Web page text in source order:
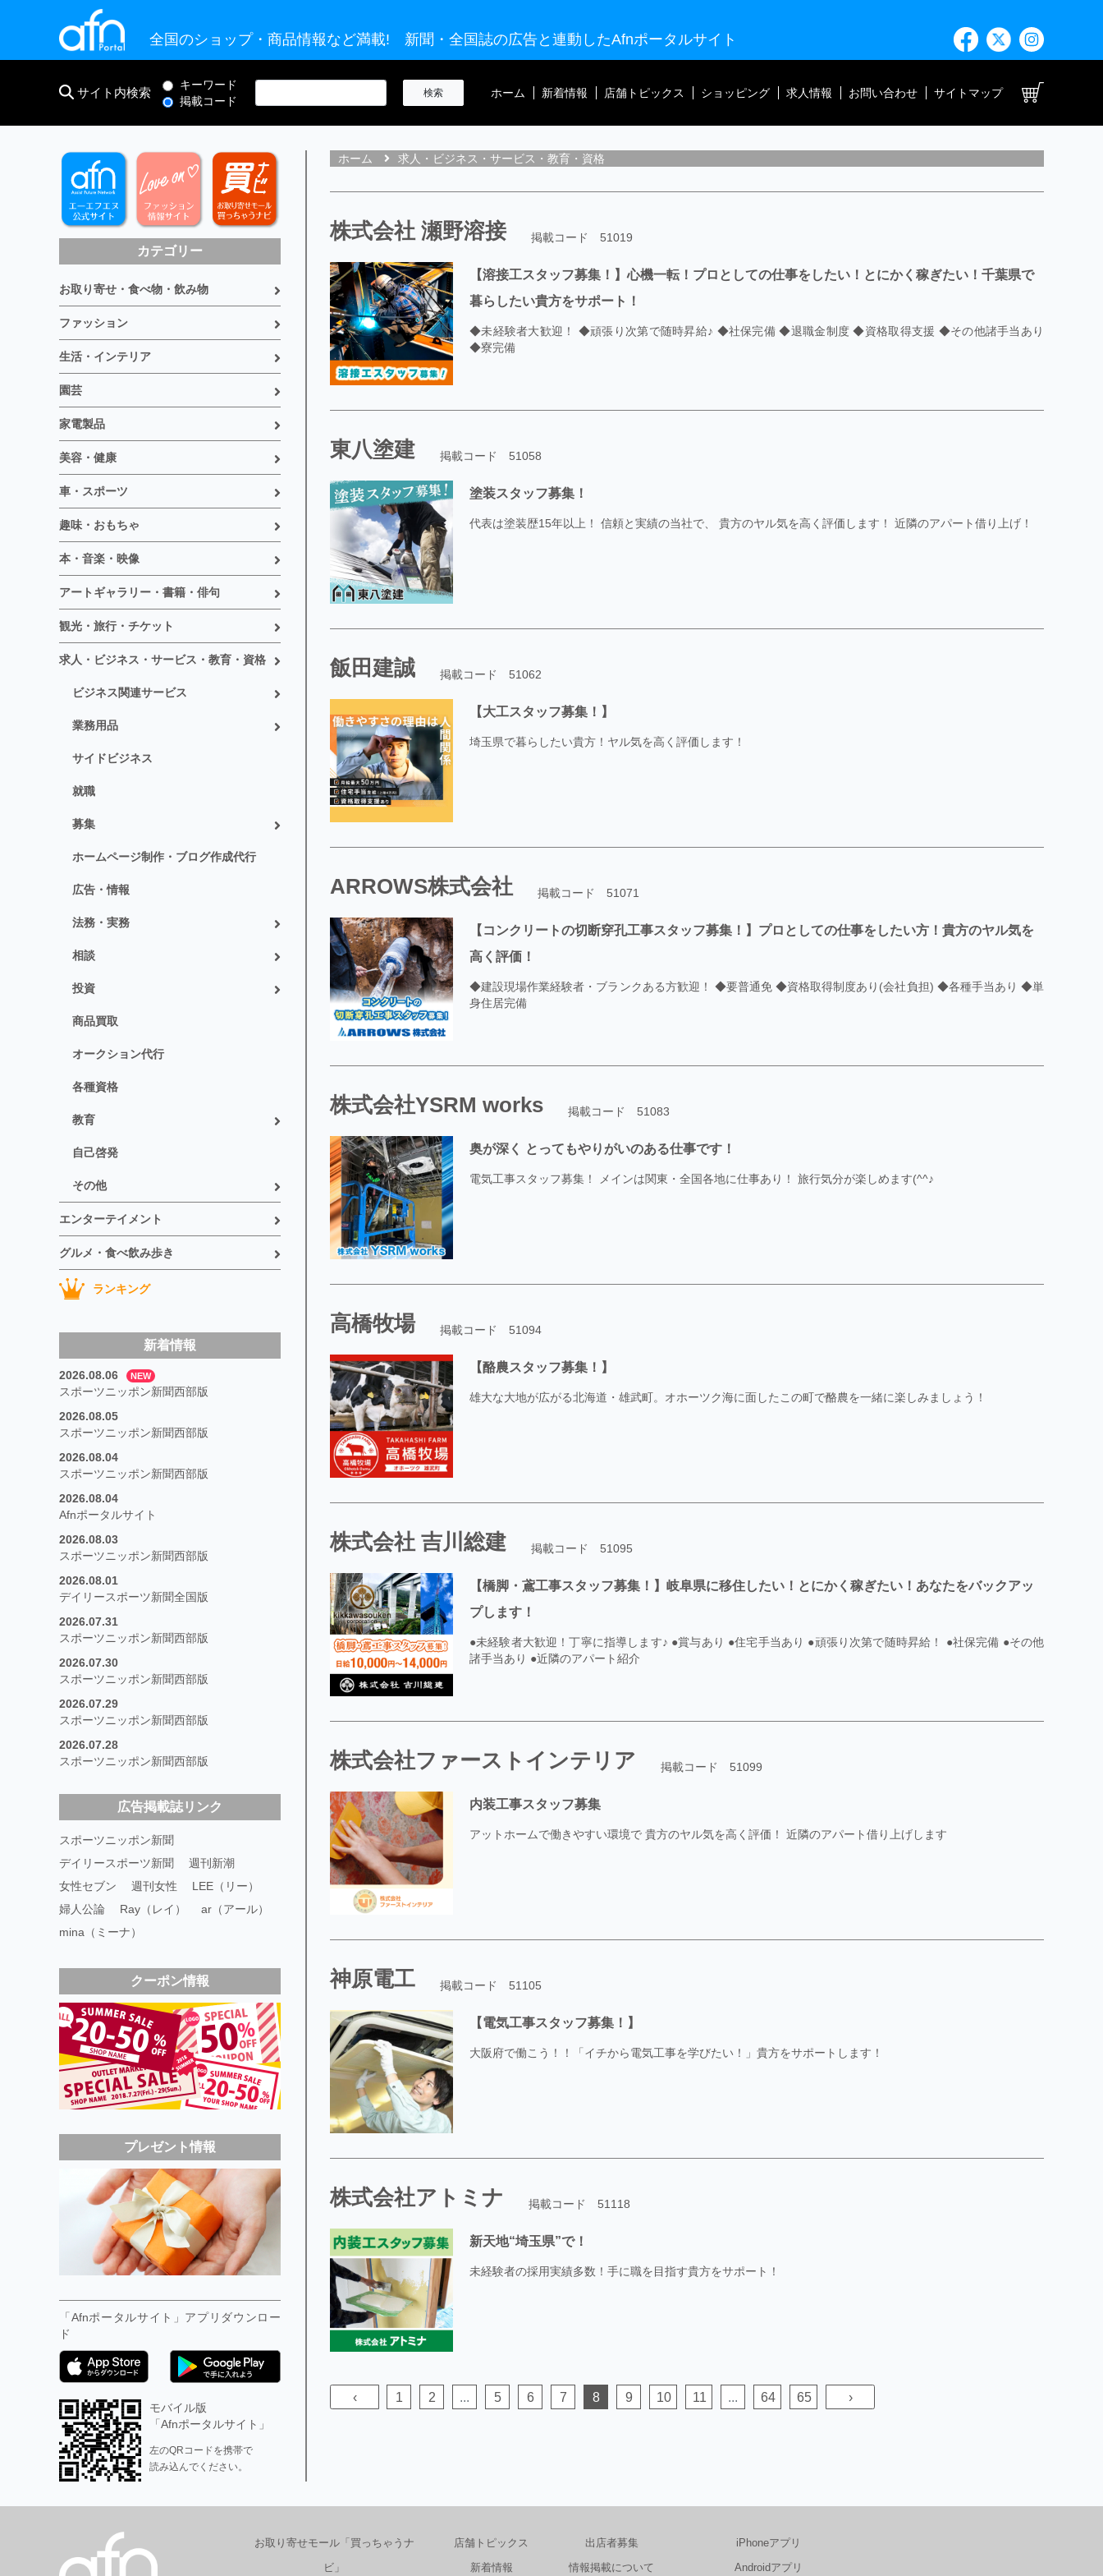
全国のショップ・商品情報など満載! 新聞・全国誌の広告と連動したAfnポータルサイト
サイト内検索
キーワード
掲載コード
ホーム 新着情報 店舗トピックス ショッピング 求人情報 お問い合わせ サイトマップ
カテゴリー
お取り寄せ・食べ物・飲み物
ファッション
生活・インテリア
園芸
家電製品
美容・健康
車・スポーツ
趣味・おもちゃ
本・音楽・映像
アートギャラリー・書籍・俳句
観光・旅行・チケット
求人・ビジネス・サービス・教育・資格
ビジネス関連サービス
業務用品
サイドビジネス
就職
募集
ホームページ制作・ブログ作成代行
広告・情報
法務・実務
相談
投資
商品買取
オークション代行
各種資格
教育
自己啓発
その他
エンターテイメント
グルメ・食べ飲み歩き
ランキング
新着情報
2026.08.06 NEW
スポーツニッポン新聞西部版
2026.08.05
スポーツニッポン新聞西部版
2026.08.04
スポーツニッポン新聞西部版
2026.08.04
Afnポータルサイト
2026.08.03
スポーツニッポン新聞西部版
2026.08.01
デイリースポーツ新聞全国版
2026.07.31
スポーツニッポン新聞西部版
2026.07.30
スポーツニッポン新聞西部版
2026.07.29
スポーツニッポン新聞西部版
2026.07.28
スポーツニッポン新聞西部版
広告掲載誌リンク
スポーツニッポン新聞
デイリースポーツ新聞
週刊新潮
女性セブン
週刊女性
LEE（リー）
婦人公論
Ray（レイ）
ar（アール）
mina（ミーナ）
クーポン情報
プレゼント情報
「Afnポータルサイト」アプリダウンロー
ド
モバイル版
「Afnポータルサイト」
左のQRコードを携帯で
読み込んでください。
ホーム 求人・ビジネス・サービス・教育・資格
株式会社 瀬野溶接 掲載コード 51019
【溶接工スタッフ募集！】心機一転！プロとしての仕事をしたい！とにかく稼ぎたい！千葉県で
暮らしたい貴方をサポート！
◆未経験者大歓迎！ ◆頑張り次第で随時昇給♪ ◆社保完備 ◆退職金制度 ◆資格取得支援 ◆その他諸手当あり
◆寮完備
東八塗建 掲載コード 51058
塗装スタッフ募集！
代表は塗装歴15年以上！ 信頼と実績の当社で、 貴方のヤル気を高く評価します！ 近隣のアパート借り上げ！
飯田建誠 掲載コード 51062
【大工スタッフ募集！】
埼玉県で暮らしたい貴方！ヤル気を高く評価します！
ARROWS株式会社 掲載コード 51071
【コンクリートの切断穿孔工事スタッフ募集！】プロとしての仕事をしたい方！貴方のヤル気を
高く評価！
◆建設現場作業経験者・ブランクある方歓迎！ ◆要普通免 ◆資格取得制度あり(会社負担) ◆各種手当あり ◆単
身住居完備
株式会社YSRM works 掲載コード 51083
奥が深く とってもやりがいのある仕事です！
電気工事スタッフ募集！ メインは関東・全国各地に仕事あり！ 旅行気分が楽しめます(^^♪
高橋牧場 掲載コード 51094
【酪農スタッフ募集！】
雄大な大地が広がる北海道・雄武町。オホーツク海に面したこの町で酪農を一緒に楽しみましょう！
株式会社 吉川総建 掲載コード 51095
【橋脚・鳶工事スタッフ募集！】岐阜県に移住したい！とにかく稼ぎたい！あなたをバックアッ
プします！
●未経験者大歓迎！丁寧に指導します♪ ●賞与あり ●住宅手当あり ●頑張り次第で随時昇給！ ●社保完備 ●その他
諸手当あり ●近隣のアパート紹介
株式会社ファーストインテリア 掲載コード 51099
内装工事スタッフ募集
アットホームで働きやすい環境で 貴方のヤル気を高く評価！ 近隣のアパート借り上げします
神原電工 掲載コード 51105
【電気工事スタッフ募集！】
大阪府で働こう！！「イチから電気工事を学びたい！」貴方をサポートします！
株式会社アトミナ 掲載コード 51118
新天地“埼玉県”で！
未経験者の採用実績多数！手に職を目指す貴方をサポート！
‹ 1 2 ... 5 6 7 8 9 10 11 ... 64 65 ›
お取り寄せモール「買っちゃうナ
ビ」
店舗トピックス
新着情報
出店者募集
情報掲載について
iPhoneアプリ
Androidアプリ